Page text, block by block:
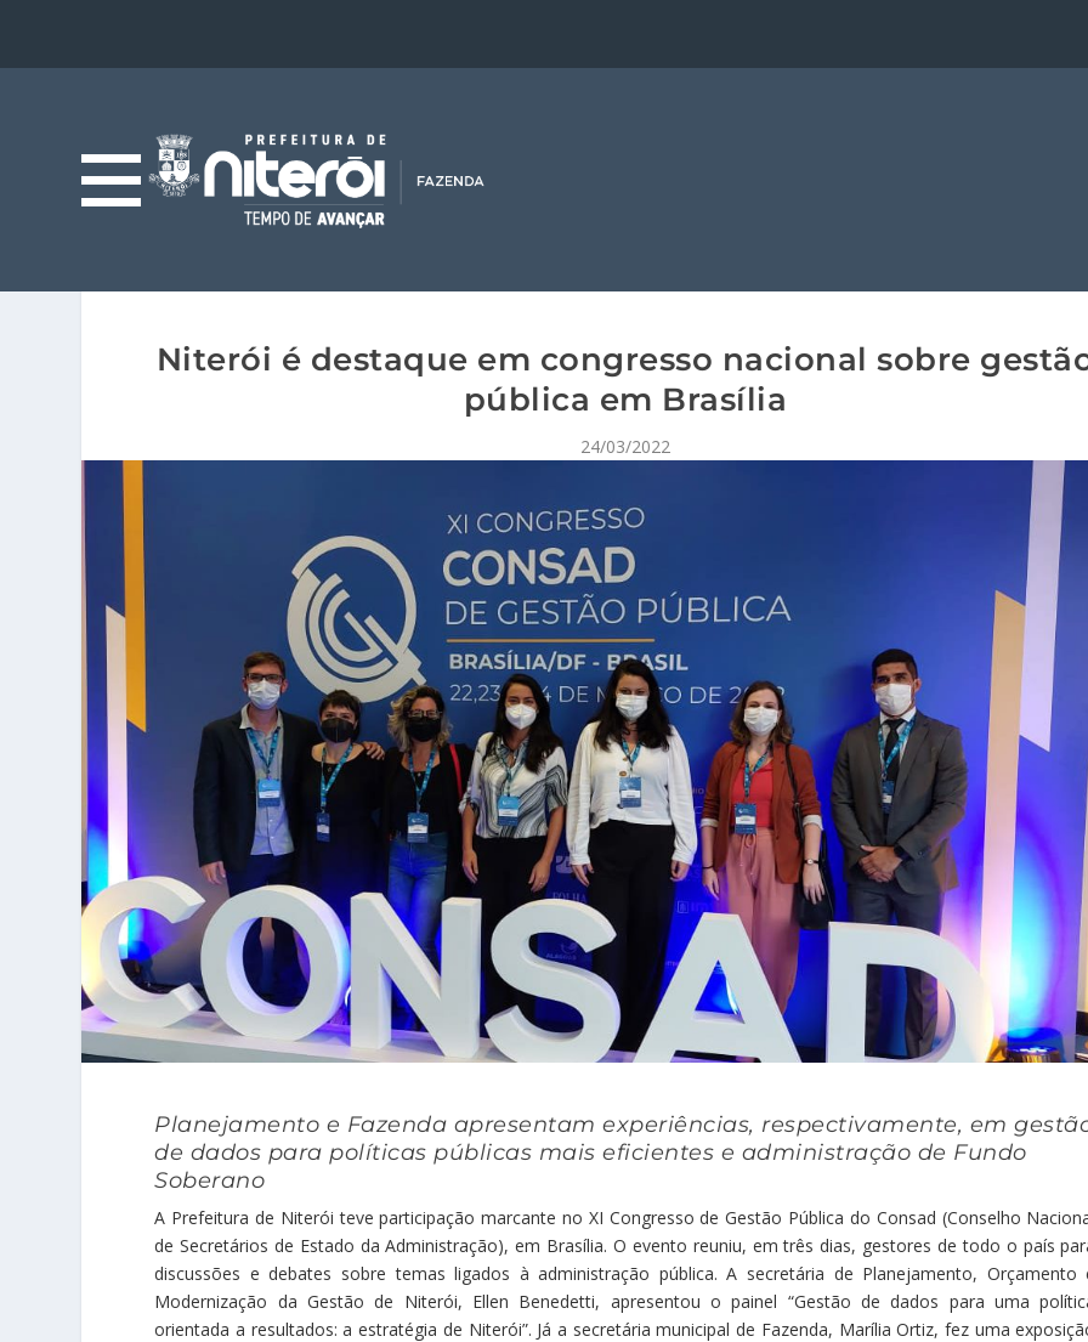
Niterói é destaque em congresso nacional sobre
pública em Brasília
24/03/2022
Planejamento e Fazenda apresentam experiências, respectivamente, em
de dados para políticas públicas mais eficientes e administração de Fundo
Soberano
A Prefeitura de Niterói teve participação marcante no XI Congresso de Gestão Pública do Consad (Conselho
de Secretários de Estado da Administração), em Brasília. O evento reuniu, em três dias, gestores de todo o país
discussões e debates sobre temas ligados à administração pública. A secretária de Planejamento, Orçamento
Modernização da Gestão de Niterói, Ellen Benedetti, apresentou o painel “Gestão de dados para uma
orientada a resultados: a estratégia de Niterói”. Já a secretária municipal de Fazenda, Marília Ortiz, fez uma